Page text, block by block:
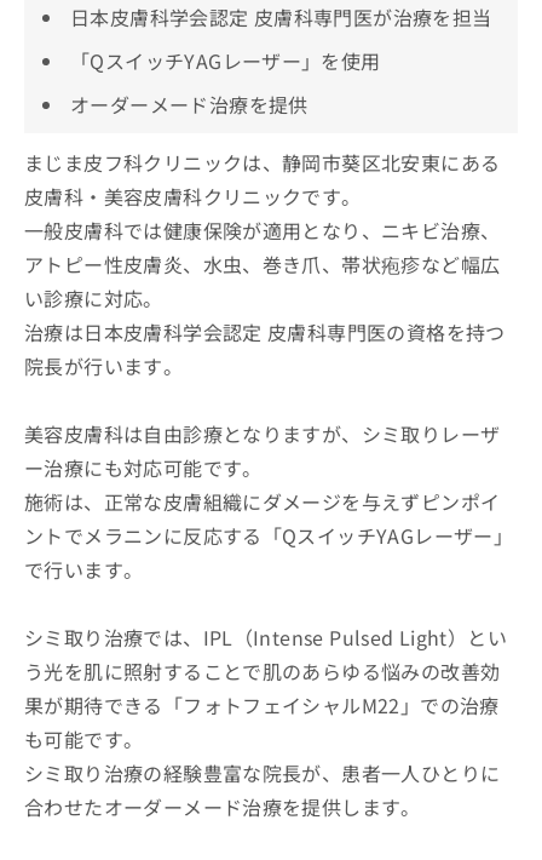
日本皮膚科学会認定 皮膚科専門医が治療を担当
「QスイッチYAGレーザー」を使用
オーダーメード治療を提供
まじま皮フ科クリニックは、静岡市葵区北安東にある
皮膚科・美容皮膚科クリニックです。
一般皮膚科では健康保険が適用となり、ニキビ治療、
アトピー性皮膚炎、水虫、巻き爪、帯状疱疹など幅広
い診療に対応。
治療は日本皮膚科学会認定 皮膚科専門医の資格を持つ
院長が行います。
美容皮膚科は自由診療となりますが、シミ取りレーザ
ー治療にも対応可能です。
施術は、正常な皮膚組織にダメージを与えずピンポイ
ントでメラニンに反応する「QスイッチYAGレーザー」
で行います。
シミ取り治療では、IPL（Intense Pulsed Light）とい
う光を肌に照射することで肌のあらゆる悩みの改善効
果が期待できる「フォトフェイシャルM22」での治療
も可能です。
シミ取り治療の経験豊富な院長が、患者一人ひとりに
合わせたオーダーメード治療を提供します。